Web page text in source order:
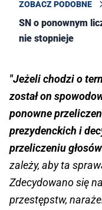
ZOBACZ PODOBNE
SN o ponownym
nie stopnieje
"Jeżeli chodzi o
został on
ponowne
prezydenckich i
przeliczeniu
zależy, aby ta
Zdecydowano się
przestępstw,